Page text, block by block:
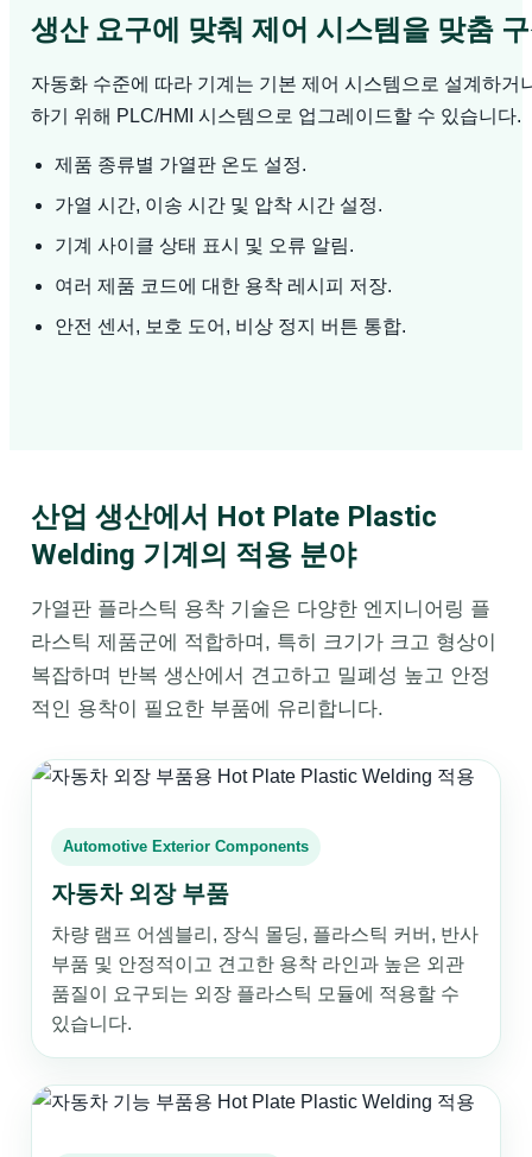
생산 요구에 맞춰 제어 시스템을 맞춤
자동화 수준에 따라 기계는 기본 제어 시스템으로 설계하거
하기 위해 PLC/HMI 시스템으로 업그레이드할 수 있습니다.
제품 종류별 가열판 온도 설정.
가열 시간, 이송 시간 및 압착 시간 설정.
기계 사이클 상태 표시 및 오류 알림.
여러 제품 코드에 대한 용착 레시피 저장.
안전 센서, 보호 도어, 비상 정지 버튼 통합.
산업 생산에서 Hot Plate Plastic
Welding 기계의 적용 분야
가열판 플라스틱 용착 기술은 다양한 엔지니어링 플
라스틱 제품군에 적합하며, 특히 크기가 크고 형상이
복잡하며 반복 생산에서 견고하고 밀폐성 높고 안정
적인 용착이 필요한 부품에 유리합니다.
Automotive Exterior Components
자동차 외장 부품
차량 램프 어셈블리, 장식 몰딩, 플라스틱 커버, 반사
부품 및 안정적이고 견고한 용착 라인과 높은 외관
품질이 요구되는 외장 플라스틱 모듈에 적용할 수
있습니다.